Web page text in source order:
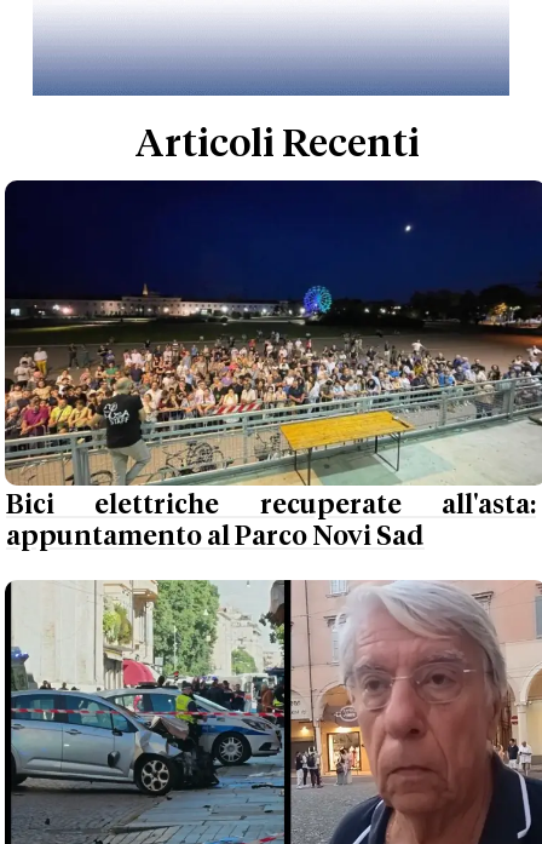
Articoli Recenti
Bici elettriche recuperate all'asta:
appuntamento al Parco Novi Sad